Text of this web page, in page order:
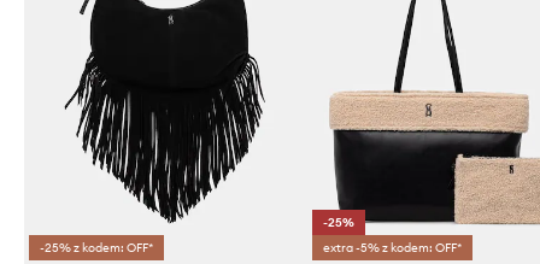
-25% z kodem: OFF*
-25%
extra -5% z kodem: OFF*